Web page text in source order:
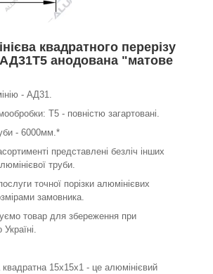
квадратного перерізу
анодована "матове
- АД31.
Т5 - повністю загартовані.
- 6000мм.*
представлені безліч інших
труби.
точної порізки алюмінієвих
замовника.
товар для збереження при
Україні.
15х15х1 - це алюмінієвий